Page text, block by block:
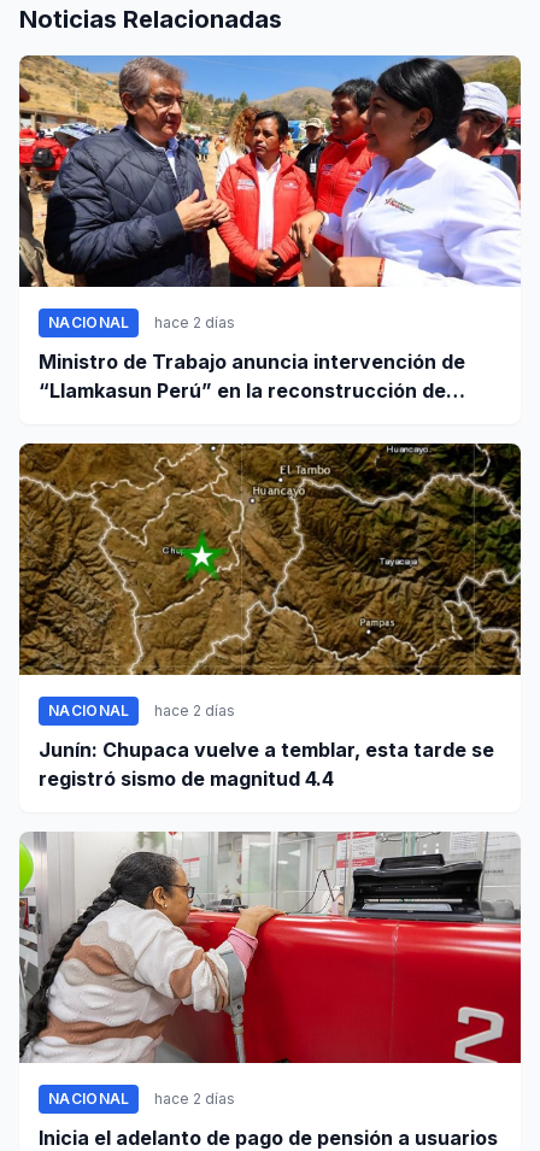
Noticias Relacionadas
NACIONAL hace 2 días
Ministro de Trabajo anuncia intervención de
“Llamkasun Perú” en la reconstrucción de
NACIONAL hace 2 días
Junín: Chupaca vuelve a temblar, esta tarde se
registró sismo de magnitud 4.4
NACIONAL hace 2 días
Inicia el adelanto de pago de pensión a usuarios